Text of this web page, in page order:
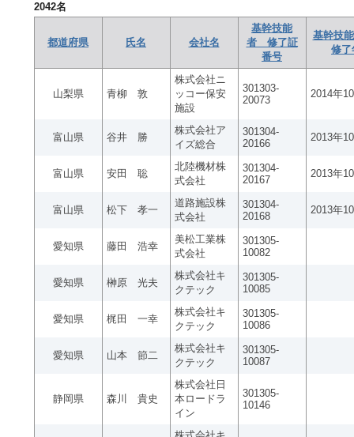
2042名
都道府県 氏名 会社名
基幹技能
者 修了証
番号
基幹技
修了
山梨県 青柳 敦
株式会社ニ
ッコー保安
施設
301303-
20073
2014年
富山県 谷井 勝
株式会社ア
イズ総合
301304-
20166
2013年
富山県 安田 聡
北陸機材株
式会社
301304-
20167
2013年
富山県 松下 孝一
道路施設株
式会社
301304-
20168
2013年
愛知県 藤田 浩幸
美松工業株
式会社
301305-
10082
愛知県 榊原 光夫
株式会社キ
クテック
301305-
10085
愛知県 梶田 一幸
株式会社キ
クテック
301305-
10086
愛知県 山本 節二
株式会社キ
クテック
301305-
10087
静岡県 森川 貴史
株式会社日
本ロードラ
イン
301305-
10146